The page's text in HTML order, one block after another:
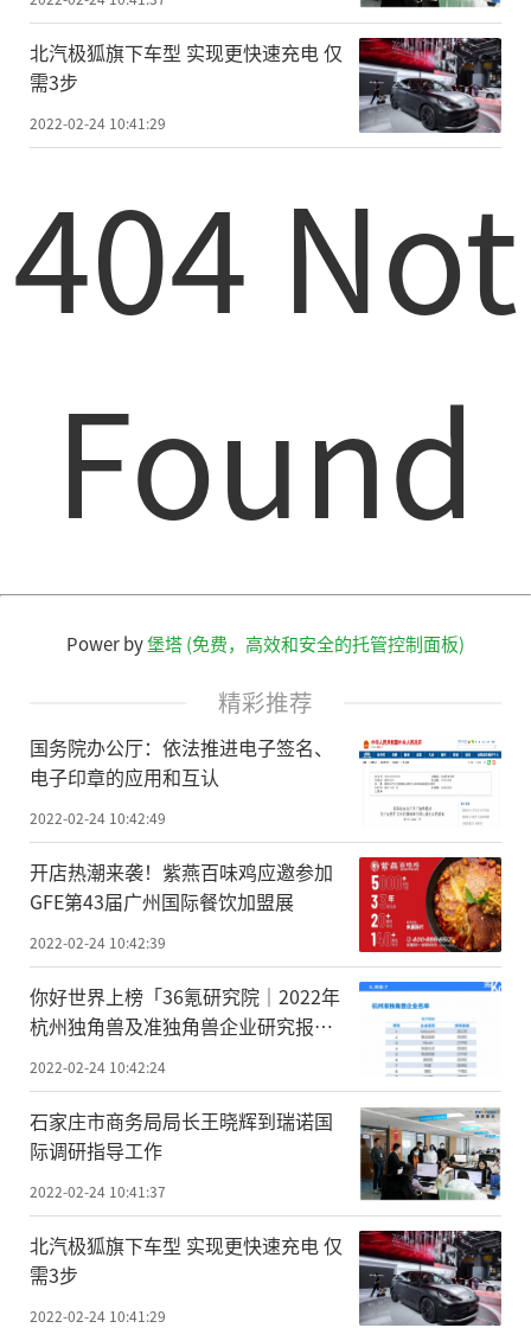
北汽极狐旗下车型 实现更快速充电 仅
需3步
2022-02-24 10:41:29
404 Not
Found
Power by堡塔 (免费，高效和安全的托管控制面板)
精彩推荐
国务院办公厅：依法推进电子签名、
电子印章的应用和互认
2022-02-24 10:42:49
开店热潮来袭！紫燕百味鸡应邀参加
GFE第43届广州国际餐饮加盟展
2022-02-24 10:42:39
你好世界上榜「36氪研究院｜2022年
杭州独角兽及准独角兽企业研究报
告」
2022-02-24 10:42:24
石家庄市商务局局长王晓辉到瑞诺国
际调研指导工作
2022-02-24 10:41:37
北汽极狐旗下车型 实现更快速充电 仅
需3步
2022-02-24 10:41:29